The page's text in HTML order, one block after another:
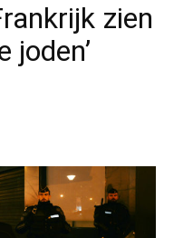
zien
joden’